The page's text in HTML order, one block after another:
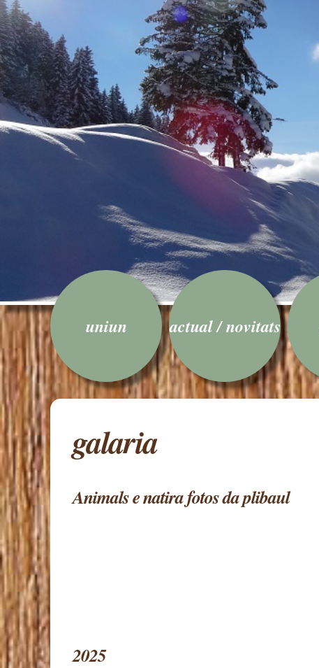
uniun actual / novitats
galaria
Animals e natira fotos da plibaul
2025